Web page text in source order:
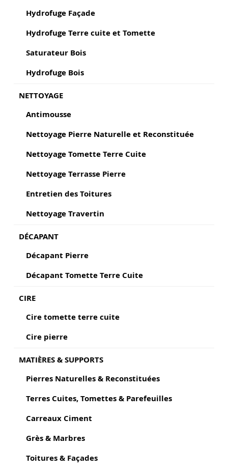
Hydrofuge Façade
Hydrofuge Terre cuite et Tomette
Saturateur Bois
Hydrofuge Bois
NETTOYAGE
Antimousse
Nettoyage Pierre Naturelle et Reconstituée
Nettoyage Tomette Terre Cuite
Nettoyage Terrasse Pierre
Entretien des Toitures
Nettoyage Travertin
DÉCAPANT
Décapant Pierre
Décapant Tomette Terre Cuite
CIRE
Cire tomette terre cuite
Cire pierre
MATIÈRES & SUPPORTS
Pierres Naturelles & Reconstituées
Terres Cuites, Tomettes & Parefeuilles
Carreaux Ciment
Grès & Marbres
Toitures & Façades